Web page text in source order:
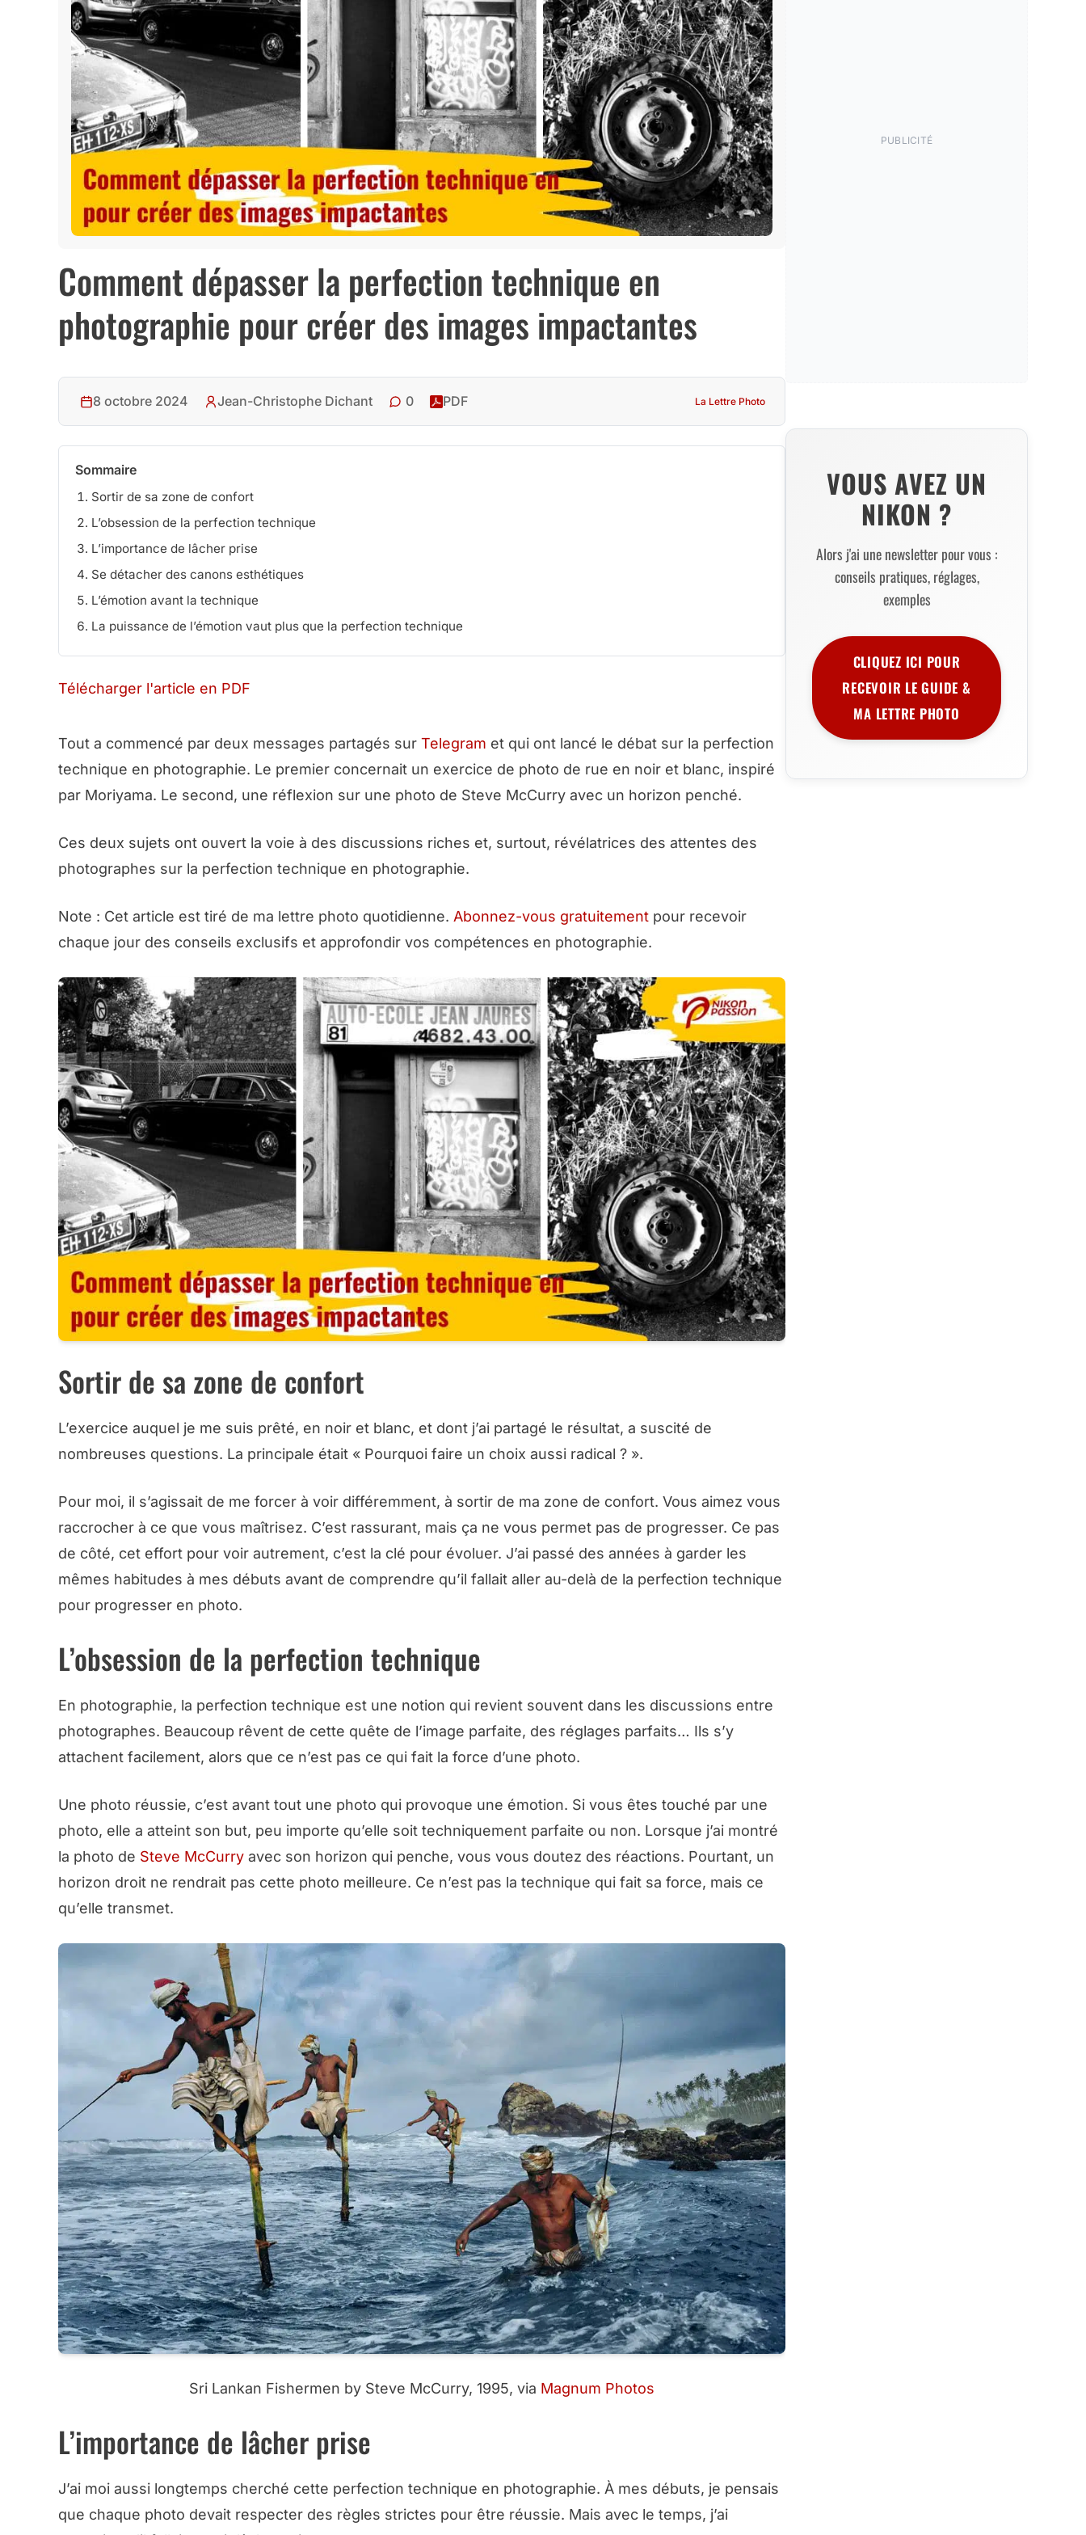
Comment dépasser la perfection technique en
photographie pour créer des images impactantes
8 octobre 2024 Jean-Christophe Dichant 0 PDF La Lettre Photo
Sommaire
Sortir de sa zone de confort
L’obsession de la perfection technique
L’importance de lâcher prise
Se détacher des canons esthétiques
L’émotion avant la technique
La puissance de l’émotion vaut plus que la perfection technique
Télécharger l'article en PDF
Tout a commencé par deux messages partagés sur Telegram et qui ont lancé le débat sur la perfection
technique en photographie. Le premier concernait un exercice de photo de rue en noir et blanc, inspiré
par Moriyama. Le second, une réflexion sur une photo de Steve McCurry avec un horizon penché.
Ces deux sujets ont ouvert la voie à des discussions riches et, surtout, révélatrices des attentes des
photographes sur la perfection technique en photographie.
Note : Cet article est tiré de ma lettre photo quotidienne. Abonnez-vous gratuitement pour recevoir
chaque jour des conseils exclusifs et approfondir vos compétences en photographie.
Sortir de sa zone de confort
L’exercice auquel je me suis prêté, en noir et blanc, et dont j’ai partagé le résultat, a suscité de
nombreuses questions. La principale était « Pourquoi faire un choix aussi radical ? ».
Pour moi, il s’agissait de me forcer à voir différemment, à sortir de ma zone de confort. Vous aimez vous
raccrocher à ce que vous maîtrisez. C’est rassurant, mais ça ne vous permet pas de progresser. Ce pas
de côté, cet effort pour voir autrement, c’est la clé pour évoluer. J’ai passé des années à garder les
mêmes habitudes à mes débuts avant de comprendre qu’il fallait aller au-delà de la perfection technique
pour progresser en photo.
L’obsession de la perfection technique
En photographie, la perfection technique est une notion qui revient souvent dans les discussions entre
photographes. Beaucoup rêvent de cette quête de l’image parfaite, des réglages parfaits… Ils s’y
attachent facilement, alors que ce n’est pas ce qui fait la force d’une photo.
Une photo réussie, c’est avant tout une photo qui provoque une émotion. Si vous êtes touché par une
photo, elle a atteint son but, peu importe qu’elle soit techniquement parfaite ou non. Lorsque j’ai montré
la photo de Steve McCurry avec son horizon qui penche, vous vous doutez des réactions. Pourtant, un
horizon droit ne rendrait pas cette photo meilleure. Ce n’est pas la technique qui fait sa force, mais ce
qu’elle transmet.
Sri Lankan Fishermen by Steve McCurry, 1995, via Magnum Photos
L’importance de lâcher prise
J’ai moi aussi longtemps cherché cette perfection technique en photographie. À mes débuts, je pensais
que chaque photo devait respecter des règles strictes pour être réussie. Mais avec le temps, j’ai
PUBLICITÉ
VOUS AVEZ UN
NIKON ?
Alors j'ai une newsletter pour vous :
conseils pratiques, réglages,
exemples
CLIQUEZ ICI POUR
RECEVOIR LE GUIDE &
MA LETTRE PHOTO